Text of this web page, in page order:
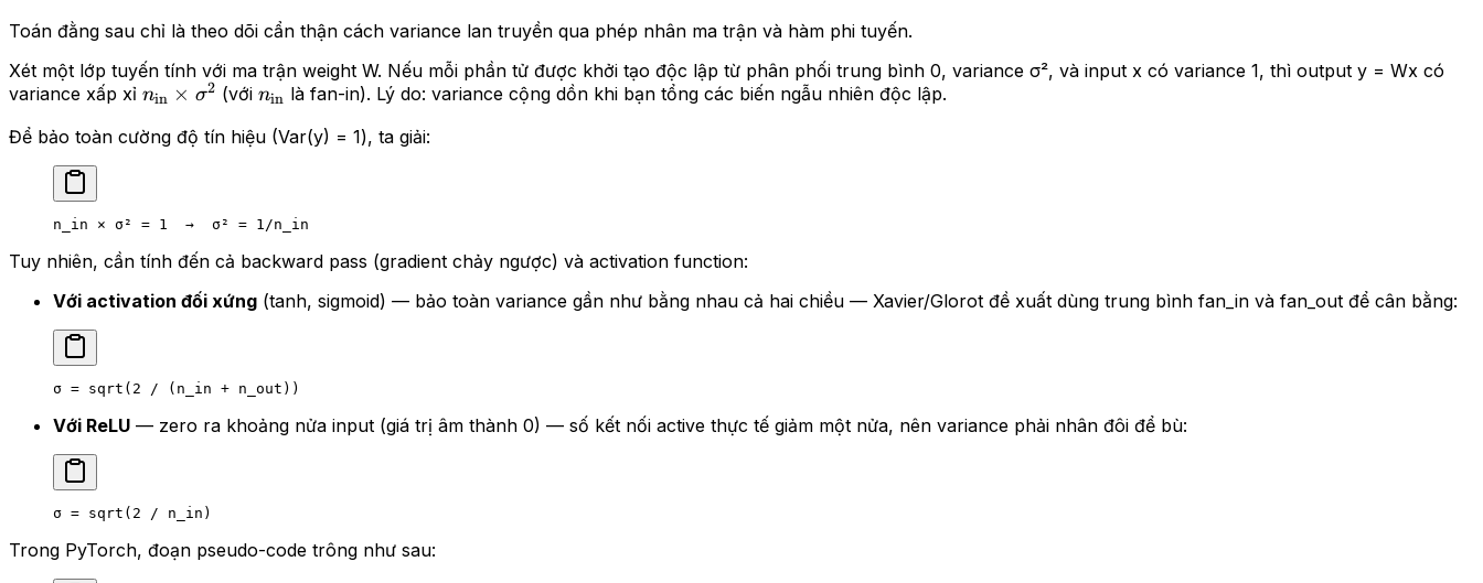
Toán đằng sau chỉ là theo dõi cẩn thận cách variance lan truyền qua phép nhân ma trận và hàm phi tuyến.
Xét một lớp tuyến tính với ma trận weight W. Nếu mỗi phần tử được khởi tạo độc lập từ phân phối trung bình 0, variance σ², và input x có variance 1, thì output y = Wx có
variance xấp xỉ n_\text{in}
\sigma^2
nin × σ2 (vớin_\text{in}
nin là fan-in). Lý do: variance cộng dồn khi bạn tổng các biến ngẫu nhiên độc lập.
Để bảo toàn cường độ tín hiệu (Var(y) = 1), ta giải:
n_in × σ² = 1  →  σ² = 1/n_in
Tuy nhiên, cần tính đến cả backward pass (gradient chảy ngược) và activation function:
Với activation đối xứng (tanh, sigmoid) — bảo toàn variance gần như bằng nhau cả hai chiều — Xavier/Glorot đề xuất dùng trung bình fan_in và fan_out để cân bằng:
σ = sqrt(2 / (n_in + n_out))
Với ReLU — zero ra khoảng nửa input (giá trị âm thành 0) — số kết nối active thực tế giảm một nửa, nên variance phải nhân đôi để bù:
σ = sqrt(2 / n_in)
Trong PyTorch, đoạn pseudo-code trông như sau: